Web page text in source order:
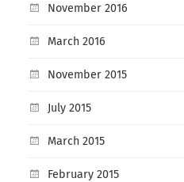
November 2016
March 2016
November 2015
July 2015
March 2015
February 2015